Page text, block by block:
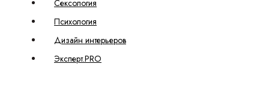
Сексология
Психология
Дизайн интерьеров
Эксперт.PRO